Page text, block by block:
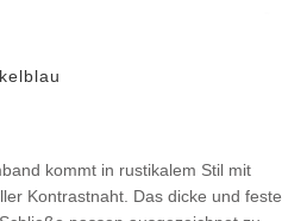
kommt in rustikalem Stil mit
Kontrastnaht. Das dicke und feste